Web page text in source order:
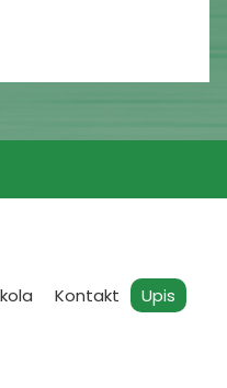
Kontakt Upis